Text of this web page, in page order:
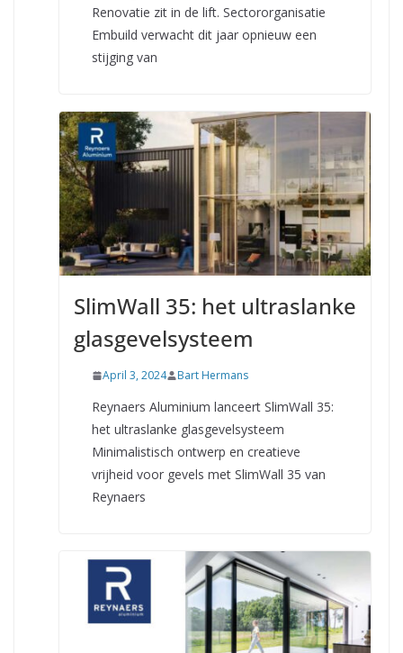
Renovatie zit in de lift. Sectororganisatie
Embuild verwacht dit jaar opnieuw een
stijging van
SlimWall 35: het ultraslanke
glasgevelsysteem
April 3, 2024 Bart Hermans
Reynaers Aluminium lanceert SlimWall 35:
het ultraslanke glasgevelsysteem
Minimalistisch ontwerp en creatieve
vrijheid voor gevels met SlimWall 35 van
Reynaers